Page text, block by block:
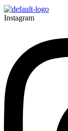
Instagram